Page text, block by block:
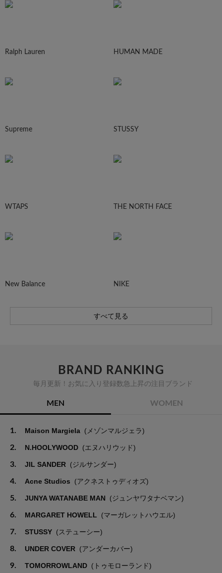
Ralph Lauren HUMAN MADE
Supreme STUSSY
WTAPS THE NORTH FACE
New Balance NIKE
すべて見る
BRAND RANKING
毎月更新！お気に入り登録数急上昇の注目ブランド
MEN WOMEN
1. Maison Margiela (メゾンマルジェラ)
2. N.HOOLYWOOD (エヌハリウッド)
3. JIL SANDER (ジルサンダー)
4. Acne Studios (アクネストゥディオズ)
5. JUNYA WATANABE MAN (ジュンヤワタナベマン)
6. MARGARET HOWELL (マーガレットハウエル)
7. STUSSY (ステューシー)
8. UNDER COVER (アンダーカバー)
9. TOMORROWLAND (トゥモローランド)